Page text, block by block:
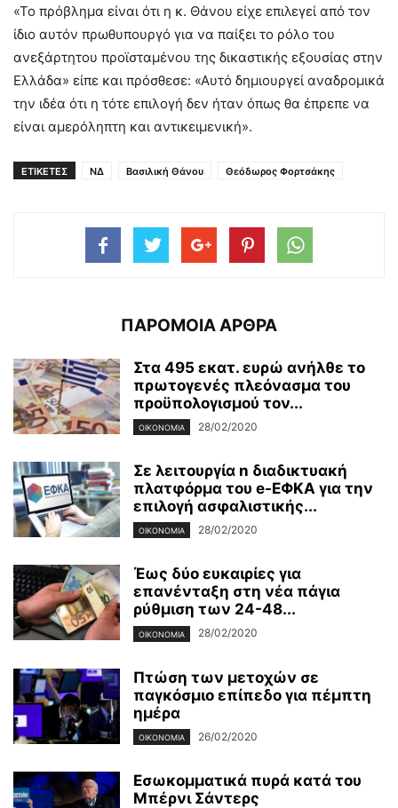
«Το πρόβλημα είναι ότι η κ. Θάνου είχε επιλεγεί από τον
ίδιο αυτόν πρωθυπουργό για να παίξει το ρόλο του
ανεξάρτητου προϊσταμένου της δικαστικής εξουσίας στην
Ελλάδα» είπε και πρόσθεσε: «Αυτό δημιουργεί αναδρομικά
την ιδέα ότι η τότε επιλογή δεν ήταν όπως θα έπρεπε να
είναι αμερόληπτη και αντικειμενική».
ΕΤΙΚΕΤΕΣ ΝΔ Βασιλική Θάνου Θεόδωρος Φορτσάκης
ΠΑΡΟΜΟΙΑ ΑΡΘΡΑ
Στα 495 εκατ. ευρώ ανήλθε το
πρωτογενές πλεόνασμα του
προϋπολογισμού τον...
ΟΙΚΟΝΟΜΊΑ 28/02/2020
Σε λειτουργία n διαδικτυακή
πλατφόρμα του e-ΕΦΚΑ για την
επιλογή ασφαλιστικής...
ΟΙΚΟΝΟΜΊΑ 28/02/2020
Έως δύο ευκαιρίες για
επανένταξη στη νέα πάγια
ρύθμιση των 24-48...
ΟΙΚΟΝΟΜΊΑ 28/02/2020
Πτώση των μετοχών σε
παγκόσμιο επίπεδο για πέμπτη
ημέρα
ΟΙΚΟΝΟΜΊΑ 26/02/2020
Εσωκομματικά πυρά κατά του
Μπέρνι Σάντερς